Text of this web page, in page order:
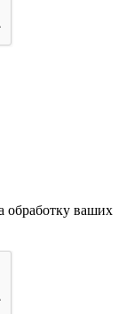
обработку ваших